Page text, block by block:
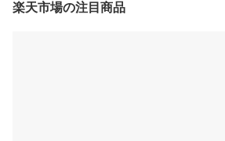
楽天市場の注目商品